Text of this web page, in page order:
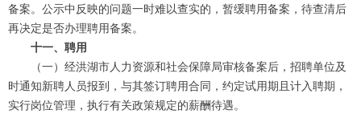
备案。公示中反映的问题一时难以查实的，暂缓聘用备案，待查清后
再决定是否办理聘用备案。
十一、聘用
（一）经洪湖市人力资源和社会保障局审核备案后，招聘单位及
时通知新聘人员报到，与其签订聘用合同，约定试用期且计入聘期，
实行岗位管理，执行有关政策规定的薪酬待遇。